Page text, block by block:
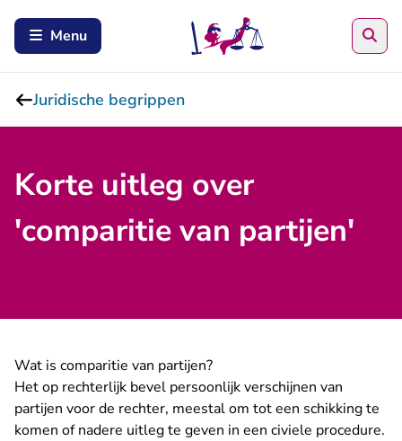
Menu
Juridische begrippen
Korte uitleg over
'comparitie van partijen'
Wat is comparitie van partijen?
Het op rechterlijk bevel persoonlijk verschijnen van
partijen voor de rechter, meestal om tot een schikking te
komen of nadere uitleg te geven in een civiele procedure.